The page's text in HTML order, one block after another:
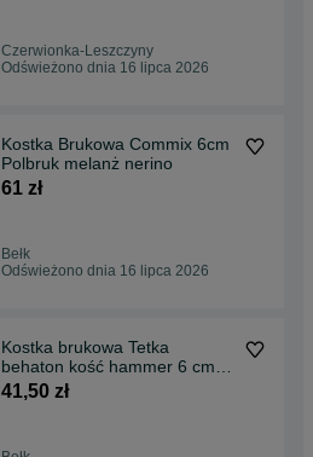
Czerwionka-Leszczyny
Odświeżono dnia 16 lipca 2026
Kostka Brukowa Commix 6cm
Polbruk melanż nerino
61 zł
Bełk
Odświeżono dnia 16 lipca 2026
Kostka brukowa Tetka
behaton kość hammer 6 cm
kolor szary
41,50 zł